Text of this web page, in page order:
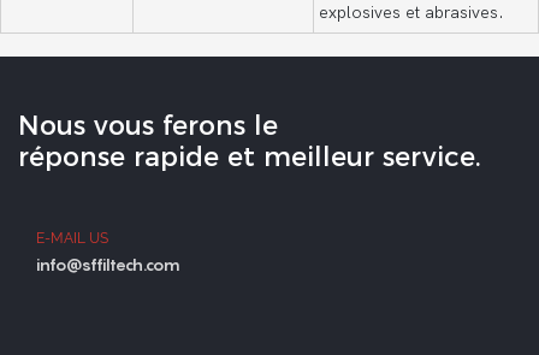
explosives et abrasives.
Nous vous ferons le
réponse rapide et meilleur service.
E-MAIL US
info@sffiltech.com